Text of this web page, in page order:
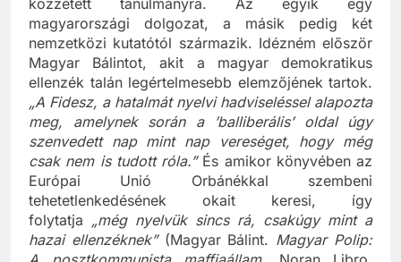
közzétett tanulmányra. Az egyik egy
magyarországi dolgozat, a másik pedig két
nemzetközi kutatótól származik. Idézném először
Magyar Bálintot, akit a magyar demokratikus
ellenzék talán legértelmesebb elemzőjének tartok.
„A Fidesz, a hatalmát nyelvi hadviseléssel alapozta
meg, amelynek során a ’balliberális’ oldal úgy
szenvedett nap mint nap vereséget, hogy még
csak nem is tudott róla.” És amikor könyvében az
Európai Unió Orbánékkal szembeni
tehetetlenkedésének okait keresi, így
folytatja „még nyelvük sincs rá, csakúgy mint a
hazai ellenzéknek”(Magyar Bálint. Magyar Polip: